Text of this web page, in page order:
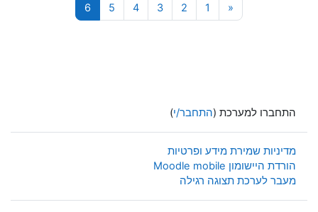
« העמוד הקודם
1עמוד 1
2 עמוד 2
3 עמוד 3
4עמוד 4
5 עמוד 5
6
התחברו למערכת (התחבר/י)
מדיניות שמירת מידע ופרטיות
הורדת היישומון Moodle mobile
מעבר לערכת תצוגה רגילה